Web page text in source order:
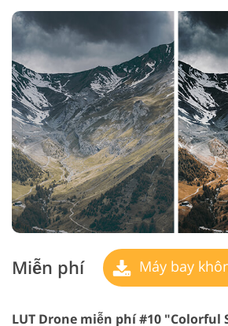
Miễn phí Máy bay
LUT Drone miễn phí #10 "Colorful